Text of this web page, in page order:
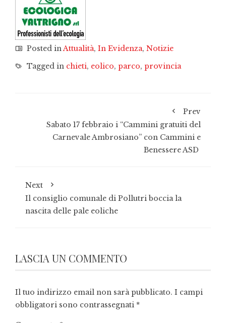
Posted inAttualità, In Evidenza, Notizie
Tagged in chieti, eolico, parco, provincia
Prev
Sabato 17 febbraio i “Cammini gratuiti del
Carnevale Ambrosiano” con Cammini e
Benessere ASD
Next
Il consiglio comunale di Pollutri boccia la
nascita delle pale eoliche
LASCIA UN COMMENTO
Il tuo indirizzo email non sarà pubblicato. I campi
obbligatori sono contrassegnati *